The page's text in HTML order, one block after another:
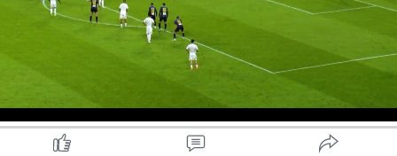
ချိန်မိနစ်(၉၀)ပြည့်လို့ နာကျင်အချိန်ပို (၆)မိနစ်မှာ အယ်နာဆာ
သင်းက ပင်နယ်တီရခဲ့ပေမယ့် တိုက်စစ်မှူး ရော်နယ်ဒိုက ဂိုးအဖြစ်
ပြောင်းလဲနိုင်ခဲ့တာကြောင့် ပွဲအပြီးမှာ အယ်တာဝန်အသင်းက
နိုင်ရခဲ့တာဖြစ်ပါတယ်။ အယ်နာဆာအသင်းဟာ ပြီးခဲ့တဲ့ရာသီက
ဂ်ဖလားပြိုင်ပွဲမှာ ဗိုလ်လုပွဲထိ တက်ရောက်နိုင်ခဲ့ပေမယ့် အခု
ောလုံး ရာသီမှာတော့ (၁၆)သင်းရှုံးထွက်အဆင့်မှာတင် ပြိုင်ပွဲက
ေ ထွက်ခွာခဲ့ရတာလည်း ဖြစ်ပါတယ်။